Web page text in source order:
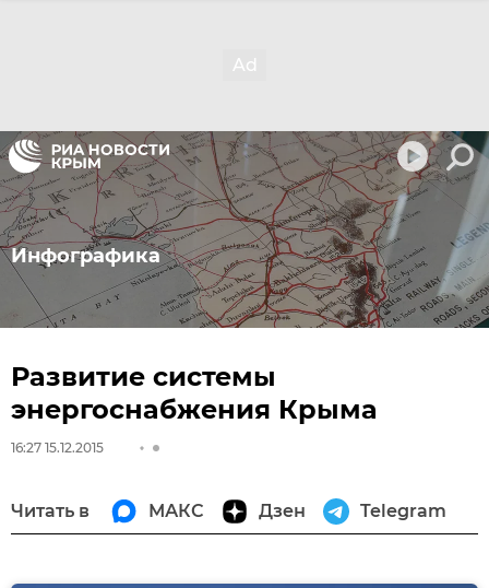
Инфографика
Развитие системы
энергоснабжения Крыма
16:27 15.12.2015
Читать в МАКС Дзен Telegram